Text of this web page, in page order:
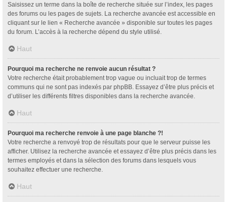
Saisissez un terme dans la boîte de recherche située sur l’index, les pages
des forums ou les pages de sujets. La recherche avancée est accessible en
cliquant sur le lien « Recherche avancée » disponible sur toutes les pages
du forum. L’accès à la recherche dépend du style utilisé.
Haut
Pourquoi ma recherche ne renvoie aucun résultat ?
Votre recherche était probablement trop vague ou incluait trop de termes
communs qui ne sont pas indexés par phpBB. Essayez d’être plus précis et
d’utiliser les différents filtres disponibles dans la recherche avancée.
Haut
Pourquoi ma recherche renvoie à une page blanche ?!
Votre recherche a renvoyé trop de résultats pour que le serveur puisse les
afficher. Utilisez la recherche avancée et essayez d’être plus précis dans les
termes employés et dans la sélection des forums dans lesquels vous
souhaitez effectuer une recherche.
Haut